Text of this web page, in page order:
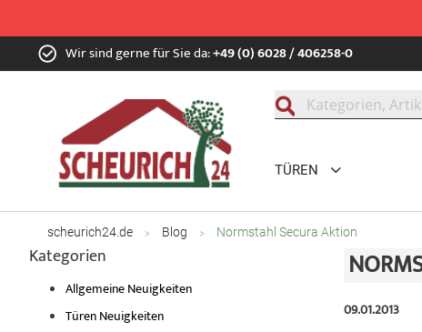
Zum
Inhalt Wir sind gerne für Sie da:+49 (0) 6028 / 406258-0
TÜREN
scheurich24.de Blog Normstahl Secura Aktion
09.01.2013
Kategorien
Allgemeine Neuigkeiten
Türen Neuigkeiten